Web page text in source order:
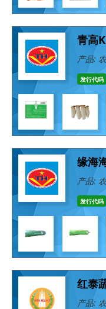
青高
产品:
发行代码
缘海
产品:
发行代码
红泰
产品: